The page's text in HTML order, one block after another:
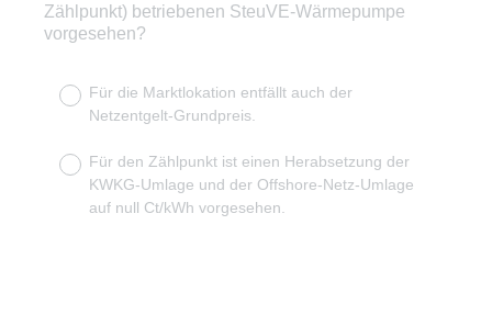
Zählpunkt) betriebenen SteuVE-Wärmepumpe
vorgesehen?
Für die Marktlokation entfällt auch der
Netzentgelt-Grundpreis.
Für den Zählpunkt ist einen Herabsetzung der
KWKG-Umlage und der Offshore-Netz-Umlage
auf null Ct/kWh vorgesehen.